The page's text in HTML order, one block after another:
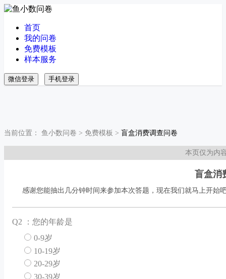
首页
我的问卷
免费模板
样本服务
微信登录 手机登录
当前位置： 鱼小数问卷 > 免费模板 > 盲盒消费调查问卷
本页仅为内
盲盒消
感谢您能抽出几分钟时间来参加本次答题，现在我们就马上开始
Q2 ：您的年龄是
0-9岁
10-19岁
20-29岁
30-39岁